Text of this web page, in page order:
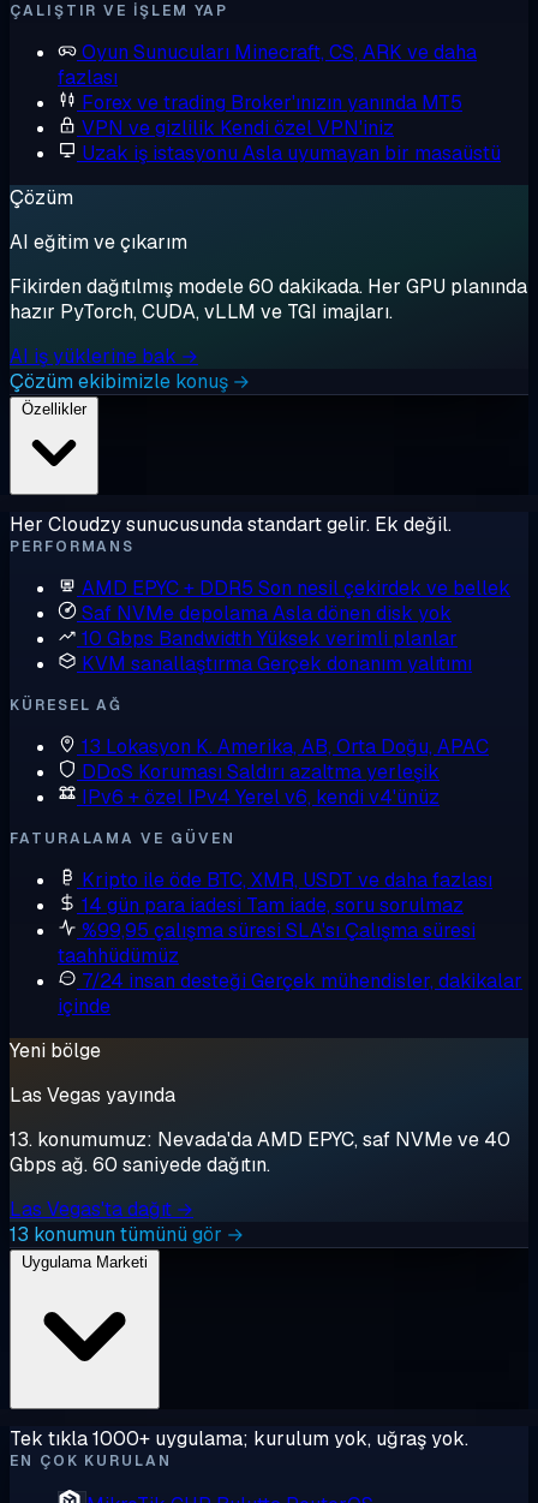
ÇALIŞTIR VE IŞLEM YAP
Oyun Sunucuları Minecraft, CS, ARK ve daha
fazlası
Forex ve trading Broker'ınızın yanında MT5
VPN ve gizlilik Kendi özel VPN'iniz
Uzak iş istasyonu Asla uyumayan bir masaüstü
Çözüm
AI eğitim ve çıkarım
Fikirden dağıtılmış modele 60 dakikada. Her GPU planında
hazır PyTorch, CUDA, vLLM ve TGI imajları.
AI iş yüklerine bak →
Çözüm ekibimizle konuş →
Özellikler
Her Cloudzy sunucusunda standart gelir. Ek değil.
PERFORMANS
AMD EPYC + DDR5 Son nesil çekirdek ve bellek
Saf NVMe depolamaAsla dönen disk yok
10 Gbps Bandwidth Yüksek verimli planlar
KVM sanallaştırmaGerçek donanım yalıtımı
KÜRESEL AĞ
13 Lokasyon K. Amerika, AB, Orta Doğu, APAC
DDoS Koruması Saldırı azaltma yerleşik
IPv6 + özel IPv4 Yerel v6, kendi v4'ünüz
FATURALAMA VE GÜVEN
Kripto ile öde BTC, XMR, USDT ve daha fazlası
14 gün para iadesi Tam iade, soru sorulmaz
%99,95 çalışma süresi SLA'sı Çalışma süresi
taahhüdümüz
7/24 insan desteği Gerçek mühendisler, dakikalar
içinde
Yeni bölge
Las Vegas yayında
13. konumumuz: Nevada'da AMD EPYC, saf NVMe ve 40
Gbps ağ. 60 saniyede dağıtın.
Las Vegas'ta dağıt →
13 konumun tümünü gör →
Tek tıkla 1000+ uygulama; kurulum yok, uğraş yok.
EN ÇOK KURULAN